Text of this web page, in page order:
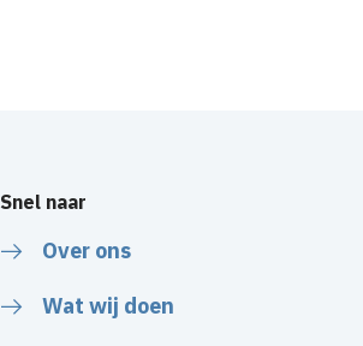
Snel naar
Over ons
Wat wij doen